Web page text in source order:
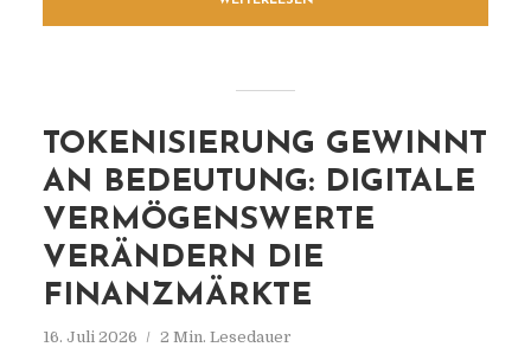
TOKENISIERUNG GEWINNT
AN BEDEUTUNG: DIGITALE
VERMÖGENSWERTE
VERÄNDERN DIE
FINANZMÄRKTE
16. Juli 2026 2 Min. Lesedauer